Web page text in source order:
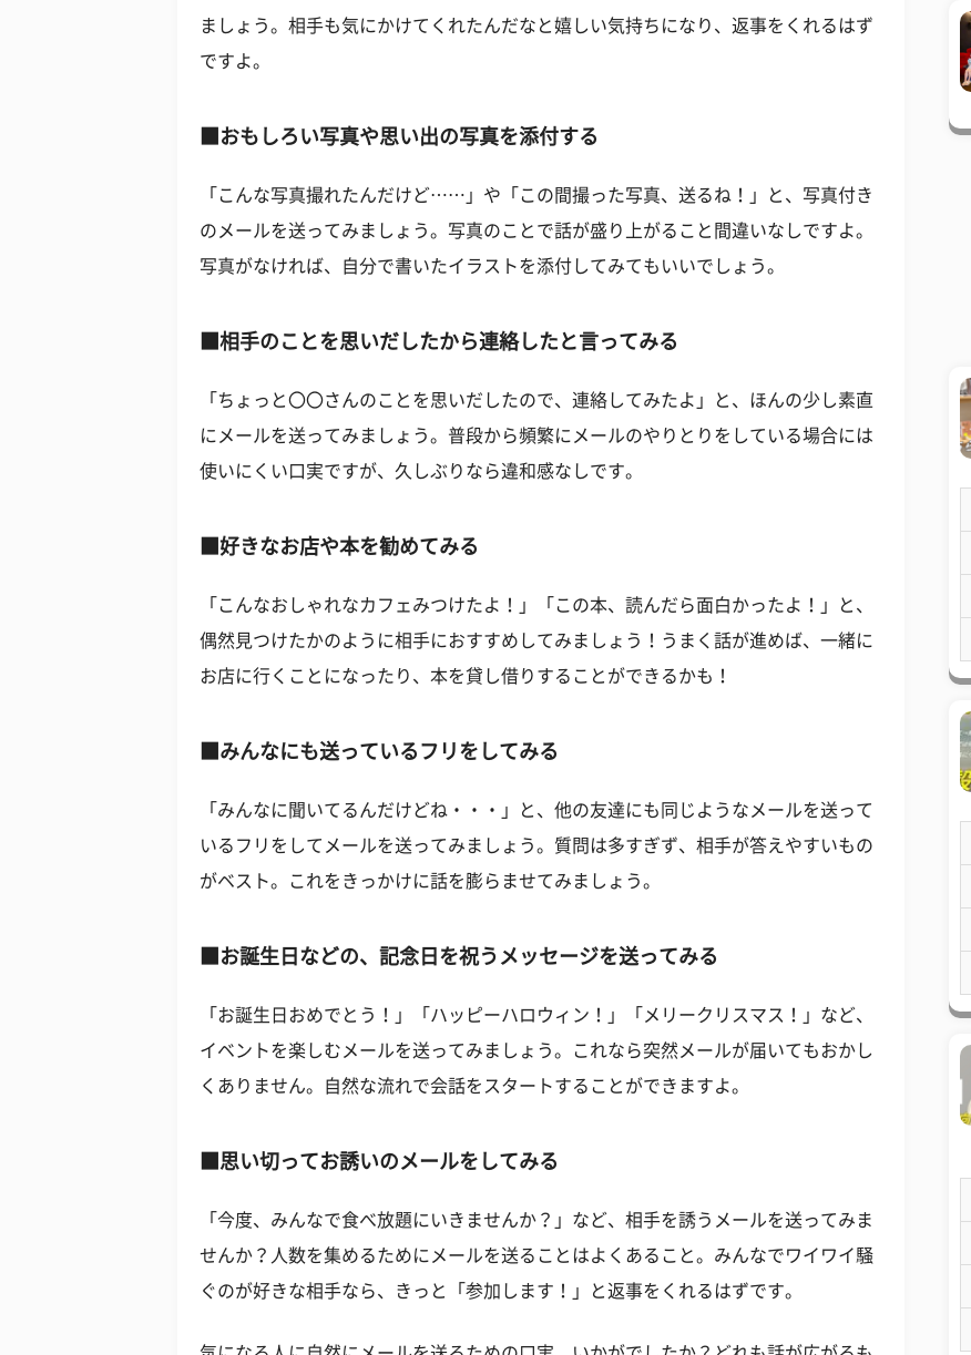
ましょう。相手も気にかけてくれたんだなと嬉しい気持ちになり、返事をくれるはず
ですよ。
■おもしろい写真や思い出の写真を添付する
「こんな写真撮れたんだけど……」や「この間撮った写真、送るね！」と、写真付き
のメールを送ってみましょう。写真のことで話が盛り上がること間違いなしですよ。
写真がなければ、自分で書いたイラストを添付してみてもいいでしょう。
■相手のことを思いだしたから連絡したと言ってみる
「ちょっと〇〇さんのことを思いだしたので、連絡してみたよ」と、ほんの少し素直
にメールを送ってみましょう。普段から頻繁にメールのやりとりをしている場合には
使いにくい口実ですが、久しぶりなら違和感なしです。
■好きなお店や本を勧めてみる
「こんなおしゃれなカフェみつけたよ！」「この本、読んだら面白かったよ！」と、
偶然見つけたかのように相手におすすめしてみましょう！うまく話が進めば、一緒に
お店に行くことになったり、本を貸し借りすることができるかも！
■みんなにも送っているフリをしてみる
「みんなに聞いてるんだけどね・・・」と、他の友達にも同じようなメールを送って
いるフリをしてメールを送ってみましょう。質問は多すぎず、相手が答えやすいもの
がベスト。これをきっかけに話を膨らませてみましょう。
■お誕生日などの、記念日を祝うメッセージを送ってみる
「お誕生日おめでとう！」「ハッピーハロウィン！」「メリークリスマス！」など、
イベントを楽しむメールを送ってみましょう。これなら突然メールが届いてもおかし
くありません。自然な流れで会話をスタートすることができますよ。
■思い切ってお誘いのメールをしてみる
「今度、みんなで食べ放題にいきませんか？」など、相手を誘うメールを送ってみま
せんか？人数を集めるためにメールを送ることはよくあること。みんなでワイワイ騒
ぐのが好きな相手なら、きっと「参加します！」と返事をくれるはずです。